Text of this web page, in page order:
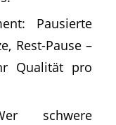
Pausierte
Rest-Pause –
Qualität pro
schwere